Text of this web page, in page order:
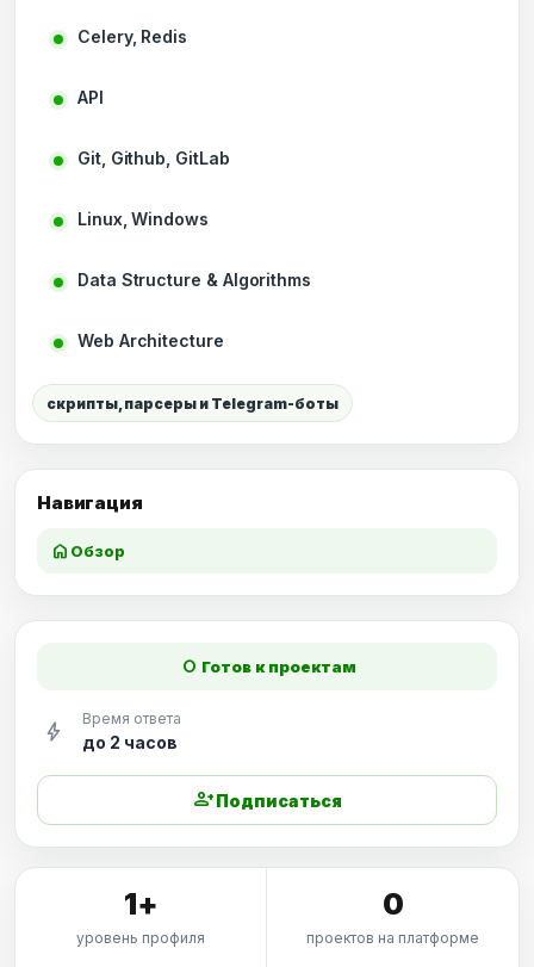
Навигация
home Обзор
Celery, Redis
API
Git, Github, GitLab
Linux, Windows
Data Structure & Algorithms
Web Architecture
скрипты, парсеры и Telegram-боты
fiber_manual_record Готов к проектам
bolt Время ответа
до 2 часов
person_addПодписаться
1+
уровень профиля
0
проектов на платформе